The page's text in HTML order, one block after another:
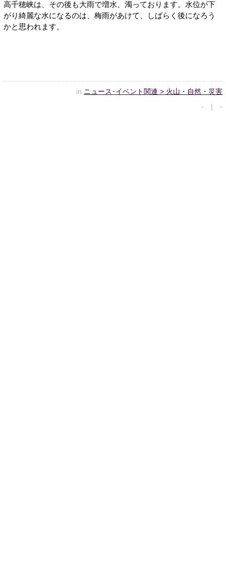
高千穂峡は、その後も大雨で増水、濁っております。水位が下
がり綺麗な水になるのは、梅雨があけて、しばらく後になろう
かと思われます。
in ニュース･イベント関連 > 火山・自然・災害
- | -